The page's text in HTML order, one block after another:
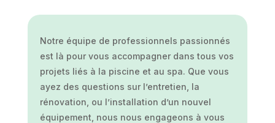
Notre équipe de professionnels passionnés
est là pour vous accompagner dans tous vos
projets liés à la piscine et au spa. Que vous
ayez des questions sur l’entretien, la
rénovation, ou l’installation d’un nouvel
équipement, nous nous engageons à vous